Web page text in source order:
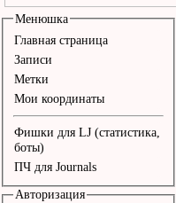
Менюшка
Главная страница
Записи
Метки
Мои координаты
Фишки для LJ (статистика,
боты)
ПЧ для Journals
Авторизация